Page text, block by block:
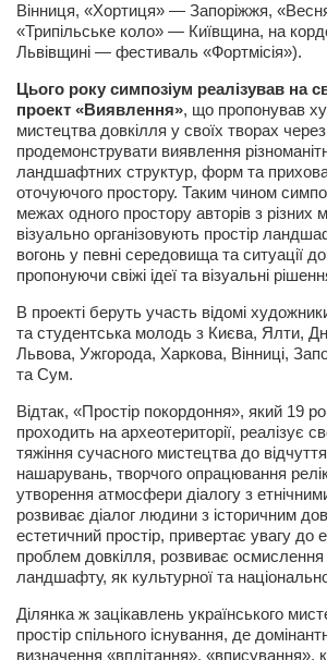
Игорь Добровольский
Ольга Козаченко
Оксана Скоробагатская
Александра Скорук
Евгений Полюхович
Ольга Чикина
Бизнес-партнёры
Здоровье
Косметологическое
городская клиническая
Тенториум -центр
Кафе, клубы, рестораны
«Винегрет» —
«ЧАЙ — КАВА» магазин
«CYCLE GARAGE» —
Вінниця, «Хортиця» — Запоріжжя,
«Трипільське коло» — Київщина, на
Львівщині — фестиваль «Фортмісія»).
Цього року симпозіум реалізував на
проект «Виявлення», що пропонував
мистецтва довкілля у своїх творах
продемонструвати виявлення
ландшафтних структур, форм та
оточуючого простору. Таким чином
межах одного простору авторів з різних
візуально організовують простір
вогонь у певні середовища та ситуації
пропонуючи свіжі ідеї та візуальні
В проекті беруть участь відомі
та студентська молодь з Києва, Ялти,
Львова, Ужгорода, Харкова, Вінниці,
та Сум.
Відтак, «Простір покордоння», який 19
проходить на археотериторії, реалізує
тяжіння сучасного мистецтва до
нашарувань, творчого опрацювання
утворення атмосфери діалогу з
розвиває діалог людини з історичним
естетичний простір, привертає увагу до
проблем довкілля, розвиває
ландшафту, як культурної та
Ділянка ж зацікавлень українського
простір спільного існування, де
визначення «вплітання», «вписування»,